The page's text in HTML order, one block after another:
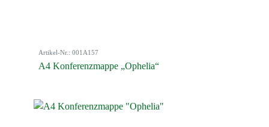
Artikel-Nr.: 001A157
A4 Konferenzmappe „Ophelia“